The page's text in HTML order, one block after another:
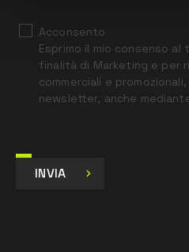
Acconsento
Esprimo il mio consenso
finalità di Marketing e per
commerciali e
newsletter, anche
INVIA